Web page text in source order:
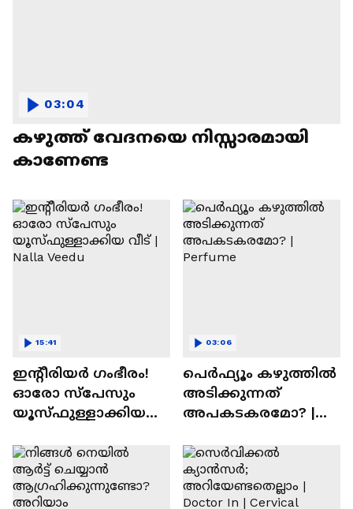
കഴുത്ത് വേദനയെ നിസ്സാരമായി
കാണേണ്ട
03:04
ഇന്റീരിയർ ഗംഭീരം!
ഓരോ സ്‌പേസും
യൂസ്ഫുള്ളാക്കിയ
15:41
പെർഫ്യൂം കഴുത്തിൽ
അടിക്കുന്നത്
അപകടകരമോ? |
03:06